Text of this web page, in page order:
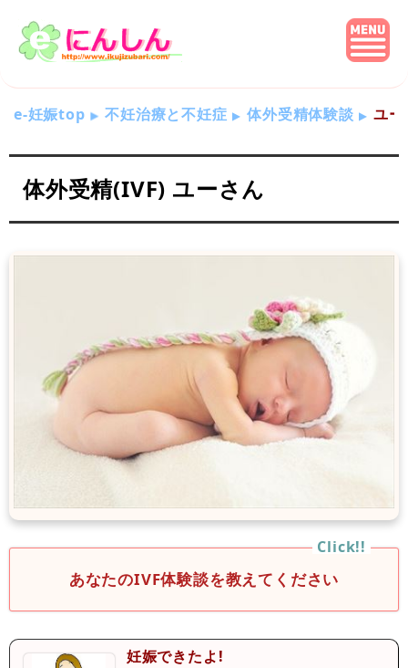
e-妊娠top 不妊治療と不妊症 体外受精体験談 ユ
体外受精(IVF) ユーさん
あなたのIVF体験談を教えてください
妊娠できたよ!